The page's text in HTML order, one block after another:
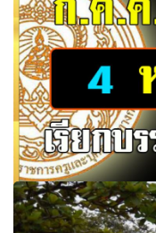
ก.ค.ศ.สั่งเช็คข้อมูล4ห